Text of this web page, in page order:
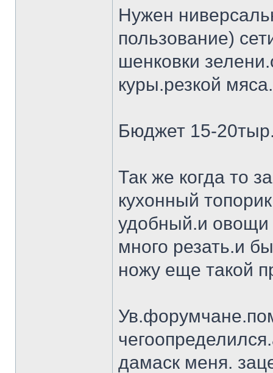
Нужен
пользование)
шенковки
куры.резкой
Бюджет 15-
Так же когда то
кухонный
удобный.и овощи
много резать.и
ножу еще такой
дамаск меня.